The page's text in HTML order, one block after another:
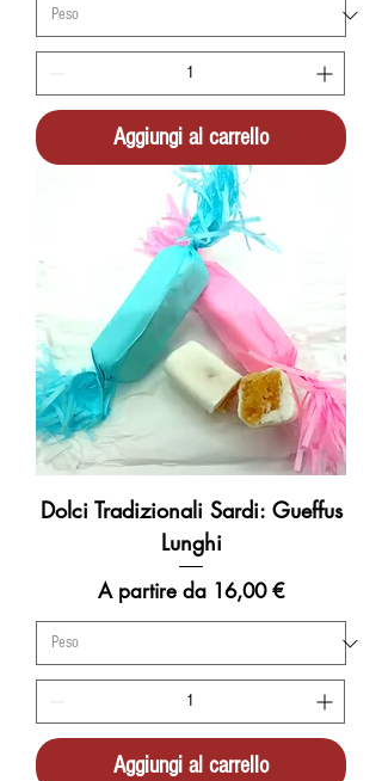
Aggiungi al carrello
Dolci Tradizionali Sardi: Gueffus
Lunghi
A partire da 16,00 €
Prezzo scontato
Aggiungi al carrello